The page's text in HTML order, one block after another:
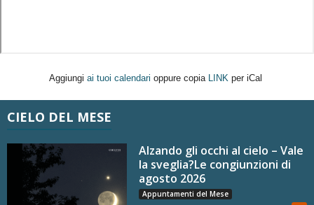
Aggiungi ai tuoi calendari oppure copia LINK per iCal
CIELO DEL MESE
Alzando gli occhi al cielo – Vale
la sveglia?Le congiunzioni di
agosto 2026
Appuntamenti del Mese